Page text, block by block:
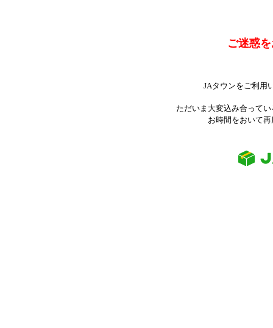
ご迷惑
JAタウンをご利用
ただいま大変込み合って
お時間をおいて